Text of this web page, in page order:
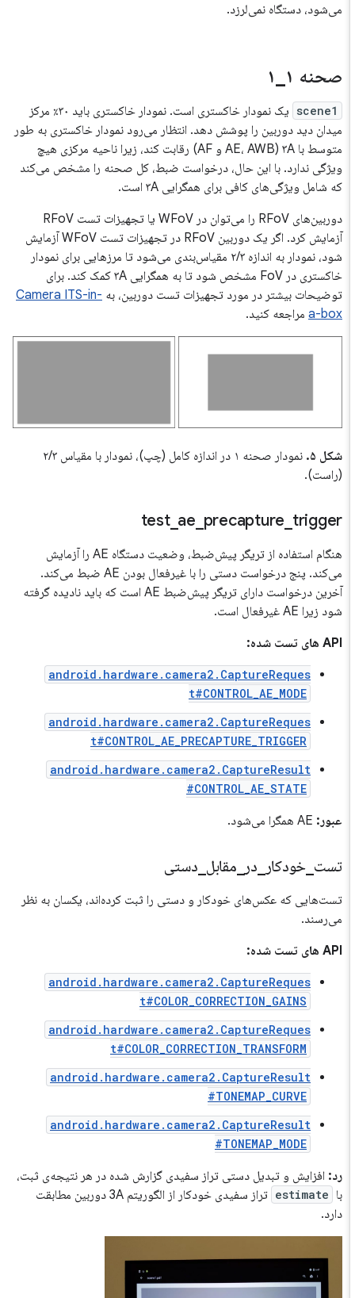
می‌شود، دستگاه نمی‌لرزد.
صحنه ۱ _
scene1
یک نمودار خاکستری است. نمودار خاکستری باید ۳۰٪ مرکز
میدان دید دوربین را پوشش دهد. انتظار می‌رود نمودار خاکستری به طور
متوسط ​​با ۳A (AE، AWB و AF) رقابت کند، زیرا ناحیه مرکزی هیچ
ویژگی ندارد. با این حال، درخواست ضبط، کل صحنه را مشخص می‌کند
که شامل ویژگی‌های کافی برای همگرایی ۳A است.
دوربین‌های RFoV را می‌توان در WFoV یا تجهیزات تست RFoV
آزمایش کرد. اگر یک دوربین RFoV در تجهیزات تست WFoV آزمایش
شود، نمودار به اندازه ۲/۳ مقیاس‌بندی می‌شود تا مرزهایی برای نمودار
خاکستری در FoV مشخص شود تا به همگرایی ۳A کمک کند. برای
توضیحات بیشتر در مورد تجهیزات تست دوربین، بهCamera ITS-in-
a-boxمراجعه کنید.
شکل ۵.
نمودار صحنه ۱ در اندازه کامل (چپ)، نمودار با مقیاس ۲/۳
(راست).
test _ae _precapture _trigger
هنگام استفاده از تریگر پیش‌ضبط، وضعیت دستگاه AE را آزمایش
می‌کند. پنج درخواست دستی را با غیرفعال بودن AE ضبط می‌کند.
آخرین درخواست دارای تریگر پیش‌ضبط AE است که باید نادیده گرفته
شود زیرا AE غیرفعال است.
API های تست شده:
android.hardware.camera2.CaptureReques
t#CONTROL_AE_MODE
android.hardware.camera2.CaptureReques
t#CONTROL_AE_PRECAPTURE_TRIGGER
android.hardware.camera2.CaptureResult
#CONTROL_AE_STATE
عبور:AE همگرا می‌شود.
تست_ خودکار_ در_ مقابل_ دستی
تست‌هایی که عکس‌های خودکار و دستی را ثبت کرده‌اند، یکسان به نظر
می‌رسند.
API های تست شده:
android.hardware.camera2.CaptureReques
t#COLOR_CORRECTION_GAINS
android.hardware.camera2.CaptureReques
t#COLOR_CORRECTION_TRANSFORM
android.hardware.camera2.CaptureResult
#TONEMAP_CURVE
android.hardware.camera2.CaptureResult
#TONEMAP_MODE
رد:افزایش و تبدیل دستی تراز سفیدی گزارش شده در هر نتیجه‌ی ثبت،
با
estimate
تراز سفیدی خودکار از الگوریتم 3A دوربین مطابقت
دارد.